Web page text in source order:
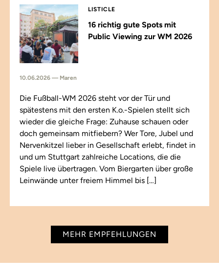
LISTICLE
16 richtig gute Spots mit
Public Viewing zur WM 2026
10.06.2026 — Maren
Die Fußball-WM 2026 steht vor der Tür und
spätestens mit den ersten K.o.-Spielen stellt sich
wieder die gleiche Frage: Zuhause schauen oder
doch gemeinsam mitfiebern? Wer Tore, Jubel und
Nervenkitzel lieber in Gesellschaft erlebt, findet in
und um Stuttgart zahlreiche Locations, die die
Spiele live übertragen. Vom Biergarten über große
Leinwände unter freiem Himmel bis […]
MEHR EMPFEHLUNGEN